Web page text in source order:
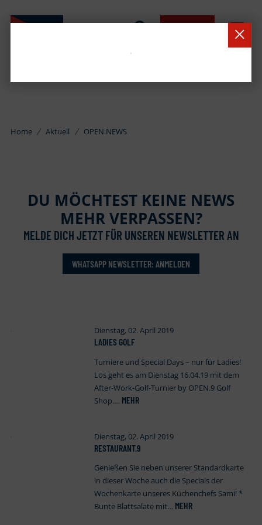
Home Aktuell OPEN.NEWS
DU MÖCHTEST KEINE NEWS
MEHR VERPASSEN?
MELDE DICH JETZT FÜR UNSEREN NEWSLETTER AN
WHATSAPP NEWSLETTER: ANMELDEN
Dienstag, 02. April 2019
LADIES GOLF
Turniere und Special Days – nur für Ladies!
Los geht es am Dienstag 16.04.19 mit dem
After-Work-Golf-Turnier by OPEN.9 Golf
Shop.… MEHR
Dienstag, 02. April 2019
RESTAURANT.9
Genießen Sie neben unserer Standardkarte
in dieser Woche auch die Specials der
Wochenkarte unseres Küchenchefs Sami! *
Bunte Blattsalate mit… MEHR